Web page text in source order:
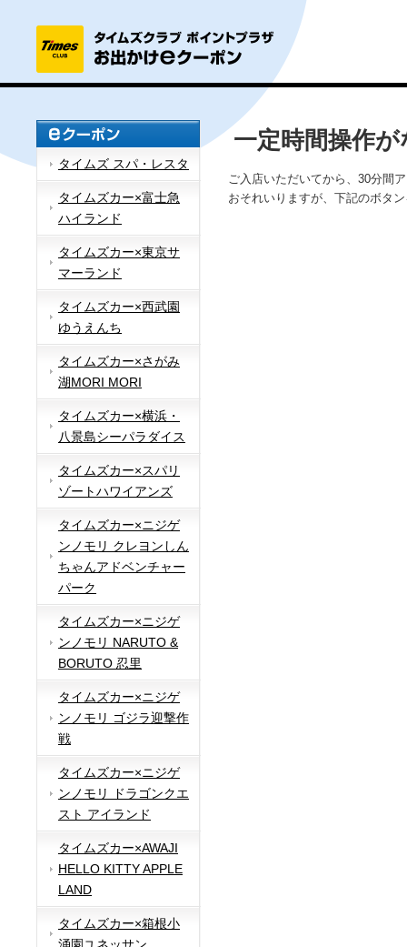
タイムズ スパ・レスタ
タイムズカー×富士急
ハイランド
タイムズカー×東京サ
マーランド
タイムズカー×西武園
ゆうえんち
タイムズカー×さがみ
湖MORI MORI
タイムズカー×横浜・
八景島シーパラダイス
タイムズカー×スパリ
ゾートハワイアンズ
タイムズカー×ニジゲ
ンノモリ クレヨンしん
ちゃんアドベンチャー
パーク
タイムズカー×ニジゲ
ンノモリ NARUTO &
BORUTO 忍里
タイムズカー×ニジゲ
ンノモリ ゴジラ迎撃作
戦
タイムズカー×ニジゲ
ンノモリ ドラゴンクエ
スト アイランド
タイムズカー×AWAJI
HELLO KITTY APPLE
LAND
タイムズカー×箱根小
一定時間操作
ご入店いただいてから、30分間
おそれいりますが、下記のボタ